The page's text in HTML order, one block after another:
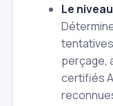
Le
perçage,
certifiés